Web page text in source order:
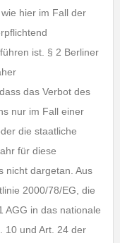
hier im Fall der
ist. § 2 Berliner
das Verbot des
nur im Fall einer
die staatliche
für diese
nicht dargetan. Aus
2000/78/EG, die
AGG in das nationale
10 und Art. 24 der